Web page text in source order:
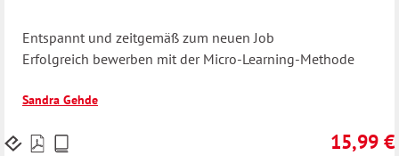
Entspannt und zeitgemäß zum neuen Job
Erfolgreich bewerben mit der Micro-Learning-Methode
Sandra Gehde
15,99 €
Preise